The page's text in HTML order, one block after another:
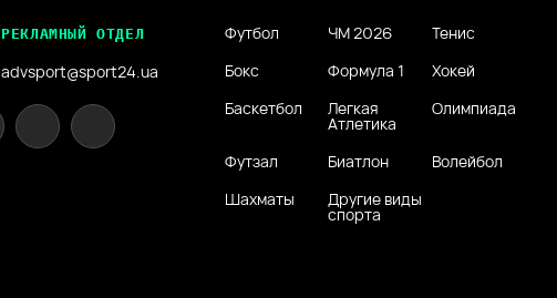
РЕКЛАМНЫЙ ОТДЕЛ
advsport@sport24.ua
Футбол ЧМ 2026
Тенис
Бокс
Формула 1
Хокей
Баскетбол
Легкая
Атлетика
Олимпиада
Футзал Биатлон
Волейбол
Шахматы
Другие виды
спорта